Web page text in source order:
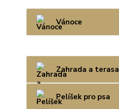
Vánoce
Zahrada a terasa
Pelíšek pro psa